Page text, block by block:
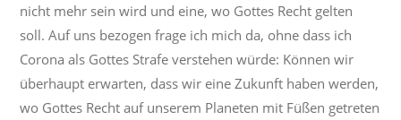
nicht mehr sein wird und eine, wo Gottes Recht gelten
soll. Auf uns bezogen frage ich mich da, ohne dass ich
Corona als Gottes Strafe verstehen würde: Können wir
überhaupt erwarten, dass wir eine Zukunft haben werden,
wo Gottes Recht auf unserem Planeten mit Füßen getreten